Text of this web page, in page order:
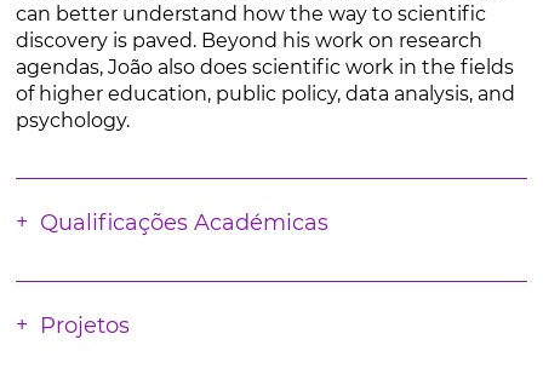
can better understand how the way to scientific
discovery is paved. Beyond his work on research
agendas, João also does scientific work in the fields
of higher education, public policy, data analysis, and
psychology.
Qualificações Académicas
Projetos